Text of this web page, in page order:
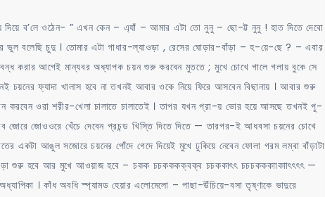
দিয়ে ব’লে ওঠেন- ” এখন কেন – এ্যাঁ – আমার এটা তো নুনু – ছো-ট্ট নুনু ! হাত দিতে দেবো
ভুল বলেছি চুদু । তোমার এটা গাধার-ল্যাওড়া , রেসের ঘোড়ার-বাঁড়া – হ-য়ে-ছে ? – এবার
বন্ধ করার আগেই মান্যবর অধ্যাপক চয়ন শুরু করবেন মুততে ; মুখে চোখে গালে গলায় বুকে সে
চয়নের ফ্যাদা খালাস হবে না তখনই আবার ওকে নিয়ে ফিরে আসবেন বিছানায় । আবার শুরু
ওরা শরীর-খেলা চালাতে চালাতেই । তাপর যখন প্রা-য় ভোর হয়ে আসছে তখনই পু-
জোরে জোওওরে খেঁচে দেবেন প্রচন্ড খিস্তি দিতে দিতে — তারপর-ই আধবসা চয়নের চোখে
একটা আঙুল সজোরে চয়নের পোঁদে গেদে দিয়েই মুখে ঢুকিয়ে নেবেন ফোলা গরম লম্বা বাঁড়াটা
শুরু হবে আর মুখে আওয়াজ হবে – চকক চচকককক্বক্ব চচককাৎৎ চচচকককাাকাাৎৎৎৎ —
। কাঁধ অবধি স্প্যামড হেয়ার এলোমেলো – পাছা-উঁচিয়ে-বসা তৃষ্ণাকে ভাদুরে